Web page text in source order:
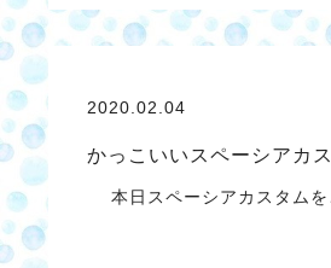
2020.02.04
かっこいいスペーシアカ
本日スペーシアカスタム